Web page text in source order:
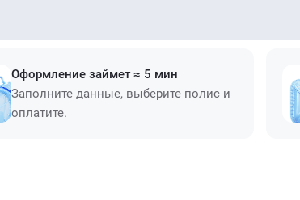
Оформление займет ≈ 5 мин
Заполните данные, выберите полис и
оплатите.